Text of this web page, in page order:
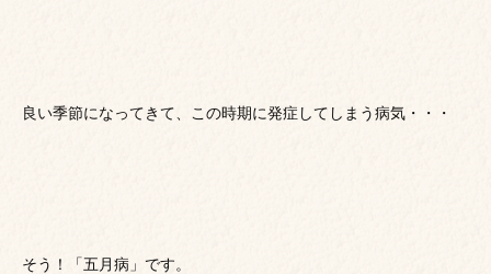
良い季節になってきて、この時期に発症してしまう病気・・・
そう！「五月病」です。